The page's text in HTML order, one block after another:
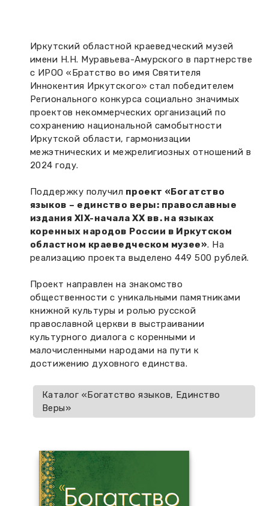
Независимая оценка
Проекты и программы
Научные издания
Новости
Фонды и коллекции
Партнеры
Музей В.Г. Распутина
КПЦ им. свт. Иннокентия (Вениаминова)
Научно-фондовый отдел
Мемориальный дом А.М. Тюрюмина
Повышение квалификации
Передвижные выставки
Отчетность
Профессиональные мероприятия
Иркутский областной краеведческий музей
имени Н.Н. Муравьева-Амурского в партнерстве
с ИРОО «Братство во имя Святителя
Иннокентия Иркутского» стал победителем
Регионального конкурса социально значимых
проектов некоммерческих организаций по
сохранению национальной самобытности
Иркутской области, гармонизации
межэтнических и межрелигиозных отношений в
2024 году.
Поддержку получил проект «Богатство
языков – единство веры: православные
издания XIX-начала XX вв. на языках
коренных народов России в Иркутском
областном краеведческом музее». На
реализацию проекта выделено 449 500 рублей.
Проект направлен на знакомство
общественности с уникальными памятниками
книжной культуры и ролью русской
православной церкви в выстраивании
культурного диалога с коренными и
малочисленными народами на пути к
достижению духовного единства.
Каталог «Богатство языков, Единство
Веры»